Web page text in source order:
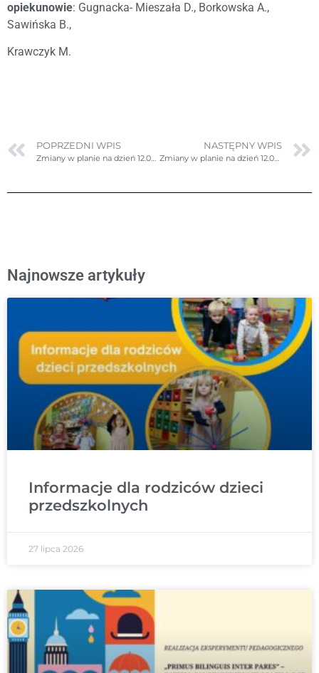
opiekunowie: Gugnacka- Mieszała D., Borkowska A.,
Sawińska B.,
Krawczyk M.
POPRZEDNI WPIS
Zmiany w planie na dzień 12.06.2023r. (poniedziałek)
NASTĘPNY WPIS
Zmiany w planie na dzień 12.06.2023r. (poniedziałek)- ponownie poprawione
Najnowsze artykuły
Informacje dla rodziców dzieci
przedszkolnych
27 lipca 2026